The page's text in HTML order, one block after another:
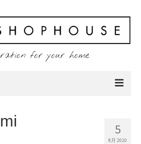
for your home
5
8月 2010